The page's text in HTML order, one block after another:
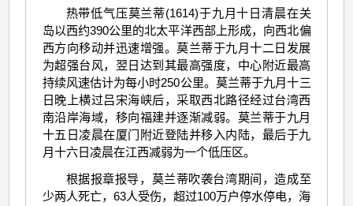
热带低气压莫兰蒂(1614)于九月十日清晨在关
岛以西约390公里的北太平洋西部上形成，向西北偏
西方向移动并迅速增强。莫兰蒂于九月十二日发展
为超强台风，翌日达到其最高强度，中心附近最高
持续风速估计为每小时250公里。莫兰蒂于九月十三
日晚上横过吕宋海峡后，采取西北路径经过台湾西
南沿岸海域，移向福建并逐渐减弱。莫兰蒂于九月
十五日凌晨在厦门附近登陆并移入内陆，最后于九
月十六日凌晨在江西减弱为一个低压区。
根据报章报导，莫兰蒂吹袭台湾期间，造成至
少两人死亡，63人受伤，超过100万户停水停电，海